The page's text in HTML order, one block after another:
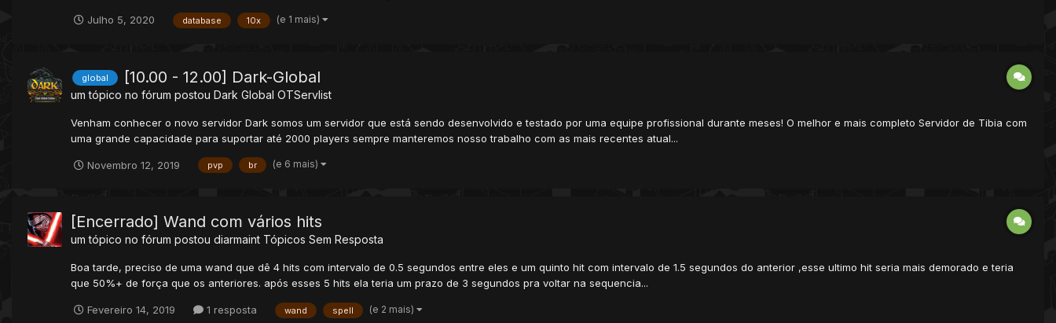
Julho 5, 2020 database 10x (e 1 mais)
global [10.00 - 12.00] Dark-Global
um tópico no fórum postou Dark Global OTServlist
Venham conhecer o novo servidor Dark somos um servidor que está sendo desenvolvido e testado por uma equipe profissional durante meses! O melhor e mais completo Servidor de Tibia com
uma grande capacidade para suportar até 2000 players sempre manteremos nosso trabalho com as mais recentes atual...
Novembro 12, 2019 pvp br (e 6 mais)
[Encerrado] Wand com vários hits
um tópico no fórum postou diarmaint Tópicos Sem Resposta
Boa tarde, preciso de uma wand que dê 4 hits com intervalo de 0.5 segundos entre eles e um quinto hit com intervalo de 1.5 segundos do anterior ,esse ultimo hit seria mais demorado e teria
que 50%+ de força que os anteriores. após esses 5 hits ela teria um prazo de 3 segundos pra voltar na sequencia...
Fevereiro 14, 2019 1 resposta wand spell (e 2 mais)